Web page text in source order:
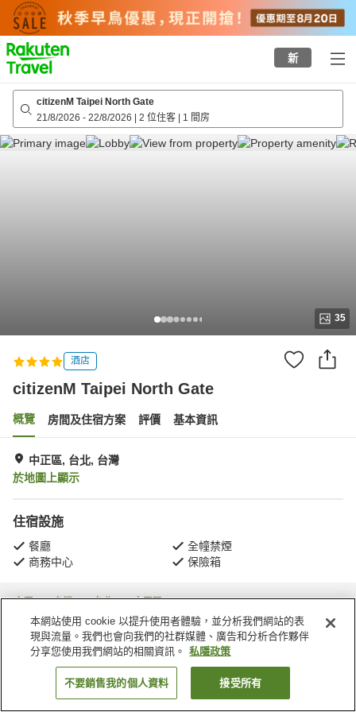
to
top
page
新
citizenM Taipei North Gate
21/8/2026 - 22/8/2026 | 2 位住客 | 1 間房
35
酒店
citizenM Taipei North Gate
概覽 房間及住宿方案 評價 基本資訊
中正區, 台北, 台灣
於地圖上顯示
住宿設施
餐廳
全幢禁煙
商務中心
保險箱
主頁 台灣 台北 中正區
Guangfu Village
citizenM Taipei North Gate
找客房
本網站使用 cookie 以提升使用者體驗，並分析我們網站的表
現與流量。我們也會向我們的社群媒體、廣告和分析合作夥伴
分享您使用我們網站的相關資訊。
私隱政策
不要銷售我的個人資料 接受所有